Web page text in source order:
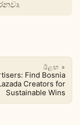
ඊළඟ »
Find Bosnia
Creators for
Sustainable Wins